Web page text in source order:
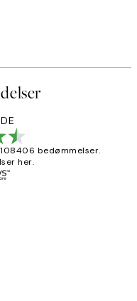
bedømmelser.
her.